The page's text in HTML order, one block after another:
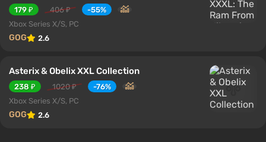
179 ₽ 406 ₽
-55%
Xbox Series X/S, PC
GOG 2.6
Asterix & Obelix XXL Collection
238 ₽ 1020 ₽
-76%
Xbox Series X/S, PC
GOG 2.6